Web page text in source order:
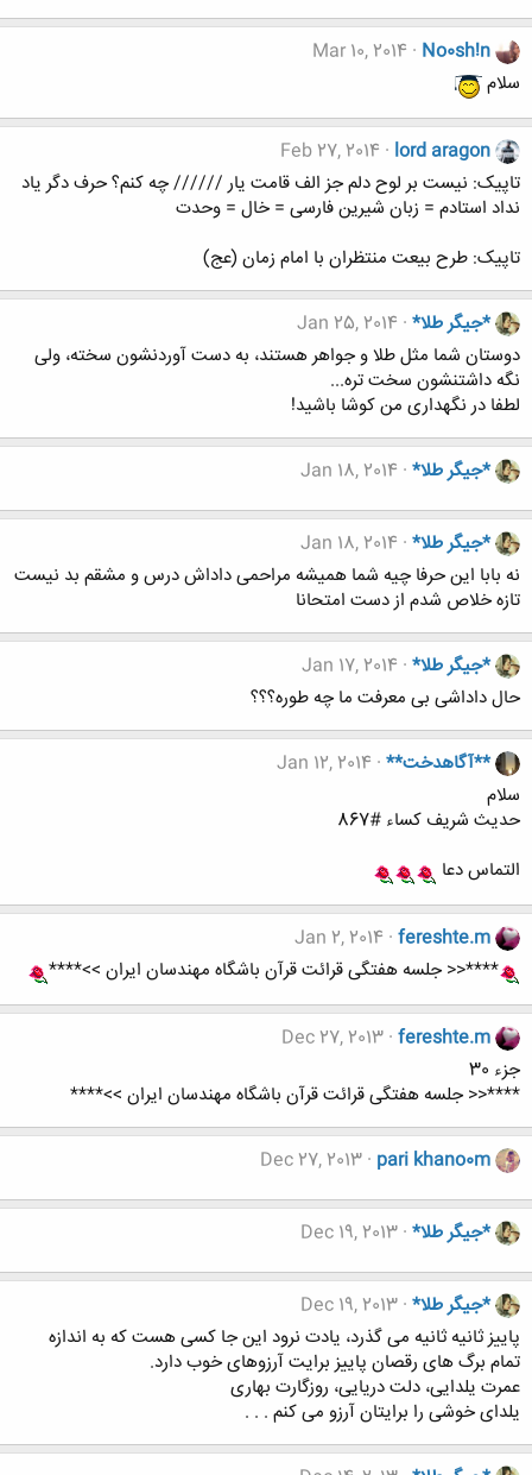
No0sh!n
Mar 10, 2014
سلام
lord aragon
Feb 27, 2014
تاپیک: نیست بر لوح دلم جز الف قامت یار ////// چه کنم؟ حرف دگر یاد
نداد استادم = زبان شیرین فارسی = خال = وحدت
تاپیک: طرح بيعت منتظران با امام زمان (عج)
*جیگر طلا* Jan 25, 2014
دوستان شما مثل طلا و جواهر هستند، به دست آوردنشون سخته، ولی
نگه داشتنشون سخت تره...
لطفا در نگهداری من کوشا باشید!
*جیگر طلا* Jan 18, 2014
*جیگر طلا* Jan 18, 2014
نه بابا این حرفا چیه شما همیشه مراحمی داداش درس و مشقم بد نیست
تازه خلاص شدم از دست امتحانا
*جیگر طلا* Jan 17, 2014
حال داداشی بی معرفت ما چه طوره؟؟؟
**آگاهدخت** Jan 12, 2014
سلام
حدیث شریف کساء #867
التماس دعا
fereshte.m
Jan 2, 2014
****<< جلسه هفتگی قرائت قرآن باشگاه مهندسان ایران >>****
fereshte.m
Dec 27, 2013
جزء 30
****<< جلسه هفتگی قرائت قرآن باشگاه مهندسان ایران >>****
pari khano0m
Dec 27, 2013
*جیگر طلا* Dec 19, 2013
*جیگر طلا* Dec 19, 2013
پاییز ثانیه ثانیه می گذرد، یادت نرود این جا کسی هست که به اندازه
تمام برگ های رقصان پاییز برایت آرزوهای خوب دارد.
عمرت یلدایی، دلت دریایی، روزگارت بهاری
یلدای خوشی را برایتان آرزو می کنم . . .